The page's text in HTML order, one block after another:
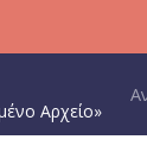
Αρχείο»